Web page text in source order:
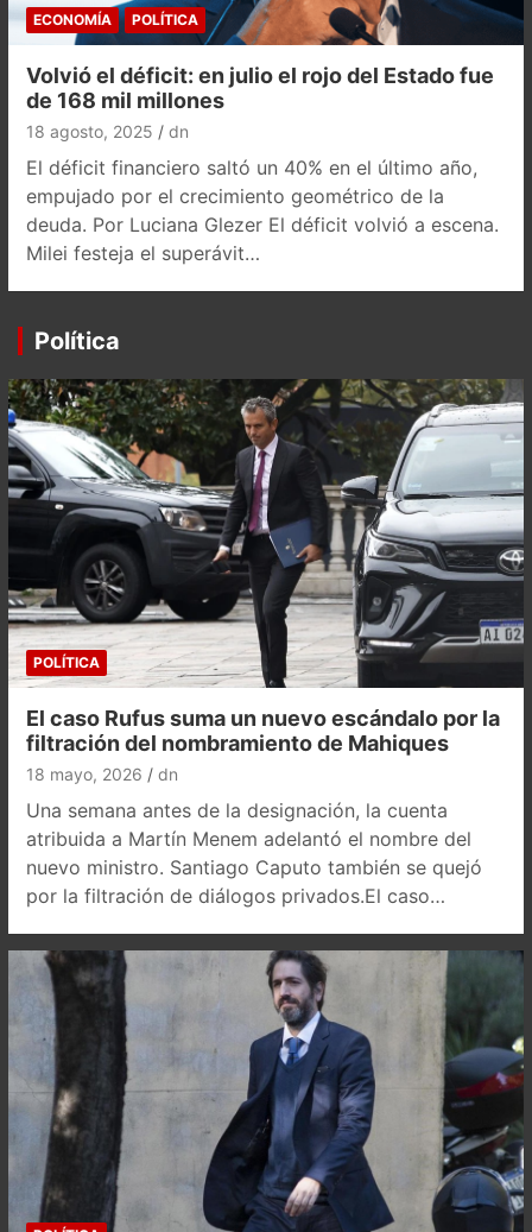
ECONOMÍA POLÍTICA
Volvió el déficit: en julio el rojo del Estado fue
de 168 mil millones
18 agosto, 2025 dn
El déficit financiero saltó un 40% en el último año,
empujado por el crecimiento geométrico de la
deuda. Por Luciana Glezer El déficit volvió a escena.
Milei festeja el superávit…
Política
POLÍTICA
El caso Rufus suma un nuevo escándalo por la
filtración del nombramiento de Mahiques
18 mayo, 2026 dn
Una semana antes de la designación, la cuenta
atribuida a Martín Menem adelantó el nombre del
nuevo ministro. Santiago Caputo también se quejó
por la filtración de diálogos privados.El caso…